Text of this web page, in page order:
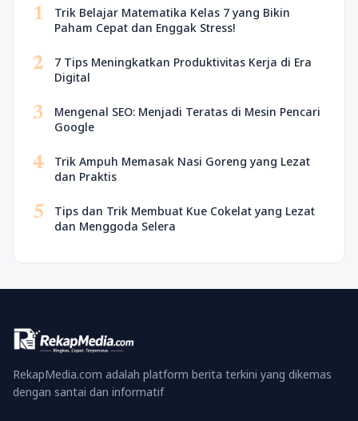
1
Trik Belajar Matematika Kelas 7 yang Bikin
Paham Cepat dan Enggak Stress!
2
7 Tips Meningkatkan Produktivitas Kerja di Era
Digital
3
Mengenal SEO: Menjadi Teratas di Mesin Pencari
Google
4
Trik Ampuh Memasak Nasi Goreng yang Lezat
dan Praktis
5
Tips dan Trik Membuat Kue Cokelat yang Lezat
dan Menggoda Selera
RekapMedia.com adalah platform berita terkini yang dikemas
dengan santai dan informatif